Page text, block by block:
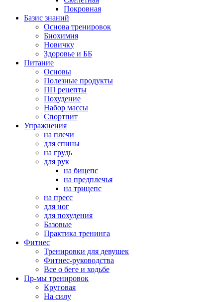
Покровная
Базис знаний
Основа тренировок
Биохимия
Новичку
Здоровье и ББ
Питание
Основы
Полезные продукты
ПП рецепты
Похудение
Набор массы
Спортпит
Упражнения
на плечи
для спины
на грудь
для рук
на бицепс
на предплечья
на трицепс
на пресс
для ног
для похудения
Базовые
Практика тренинга
Фитнес
Тренировки для девушек
Фитнес-руководства
Все о беге и ходьбе
Пр-мы тренировок
Круговая
На силу